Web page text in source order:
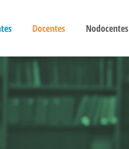
Docentes Nodocentes